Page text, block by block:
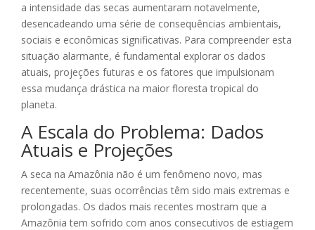
a intensidade das secas aumentaram notavelmente,
desencadeando uma série de consequências ambientais,
sociais e econômicas significativas. Para compreender esta
situação alarmante, é fundamental explorar os dados
atuais, projeções futuras e os fatores que impulsionam
essa mudança drástica na maior floresta tropical do
planeta.
A Escala do Problema: Dados
Atuais e Projeções
A seca na Amazônia não é um fenômeno novo, mas
recentemente, suas ocorrências têm sido mais extremas e
prolongadas. Os dados mais recentes mostram que a
Amazônia tem sofrido com anos consecutivos de estiagem